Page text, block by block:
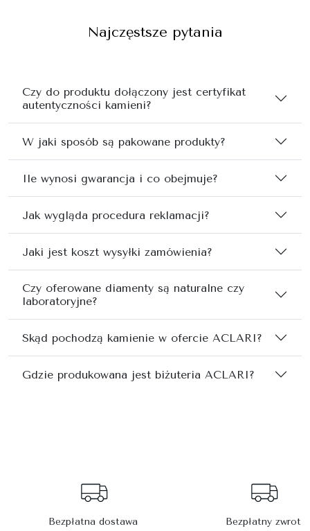
Najczęstsze pytania
Czy do produktu dołączony jest certyfikat
autentyczności kamieni?
W jaki sposób są pakowane produkty?
Ile wynosi gwarancja i co obejmuje?
Jak wygląda procedura reklamacji?
Jaki jest koszt wysyłki zamówienia?
Czy oferowane diamenty są naturalne czy
laboratoryjne?
Skąd pochodzą kamienie w ofercie ACLARI?
Gdzie produkowana jest biżuteria ACLARI?
Bezpłatna dostawa
Bezpłatny zwrot